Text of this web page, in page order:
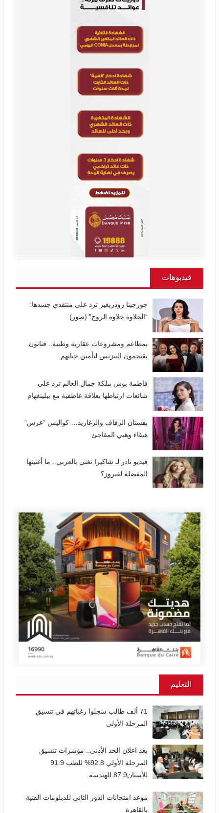
فيديوهات
جورجينا رودريغيز ترد على منتقدي جسدها:
“الحلاوة حلاوة الروح” (صور)
بمطاعم ومشروعات عقارية وطبية.. فنانون
يقتحمون البيزنس لتأمين حياتهم
فاطمة بوش ملكة جمال العالم ترد على
شائعات ارتباطها بعلاقة عاطفية مع بيلينغهام
بفستان الزفاف والزغاريد… كواليس “عرس”
هيفاء وهبي المفاجئ
فيديو نادر لـ شاكيرا تغني بالعربي.. ما أغنيتها
المفضلة لفيروز؟
التعليم
71 ألف طالب سجلوا رغباتهم في تنسيق
المرحلة الأولى
بعد اعلان الحد الأدنى.. مؤشرات تنسيق
المرحلة الأولي 92.8% للطب 91.9
للأسنان87.9 للهندسة
موعد امتحانات الدور الثاني للدبلومات الفنية
بالقاهرة